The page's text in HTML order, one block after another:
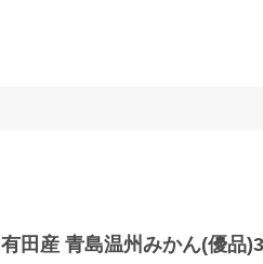
田産 青島温州みかん(優品